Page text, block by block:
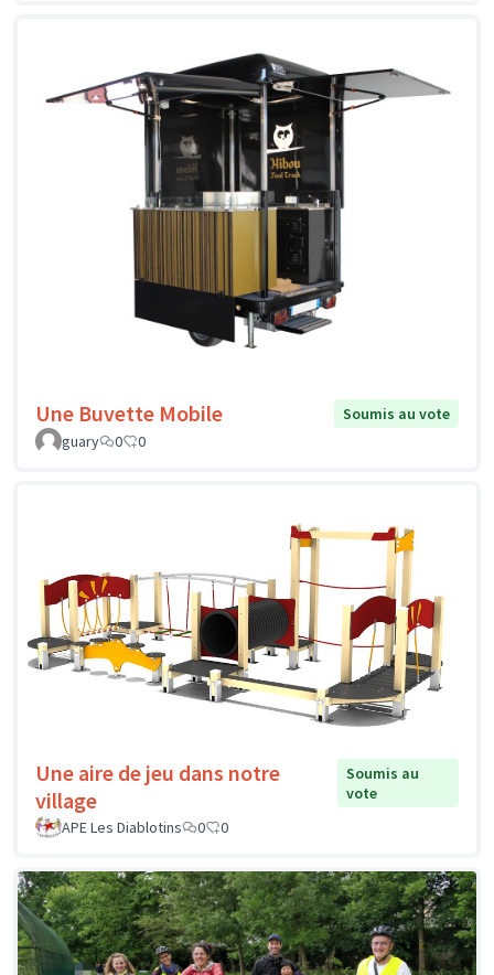
Une Buvette Mobile
Soumis au vote
guary
0 0
Une aire de jeu dans notre
village
Soumis au
vote
APE Les Diablotins
0 0